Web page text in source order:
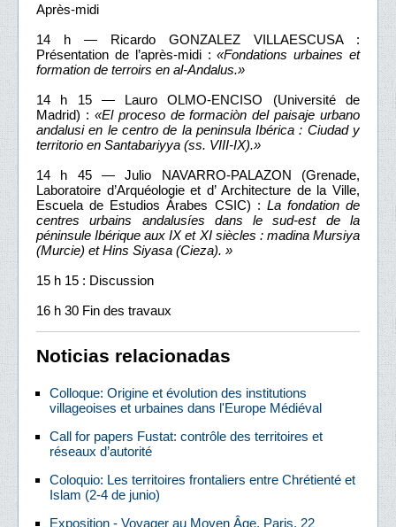
Après-midi
14 h — Ricardo GONZALEZ VILLAESCUSA :
Présentation de l’après-midi :«Fondations urbaines et
formation de terroirs en al-Andalus.»
14 h 15 — Lauro OLMO-ENCISO (Université de
Madrid) : «El proceso de formaciòn del paisaje urbano
andalusi en le centro de la peninsula Ibérica : Ciudad y
territorio en Santabariyya (ss. VIII-IX).»
14 h 45 — Julio NAVARRO-PALAZON (Grenade,
Laboratoire d’Arquéologie et d’ Architecture de la Ville,
Escuela de Estudios Árabes CSIC) : La fondation de
centres urbains andalusíes dans le sud-est de la
péninsule Ibérique aux IX et XI siècles : madina Mursiya
(Murcie) et Hins Siyasa (Cieza). »
15 h 15 : Discussion
16 h 30 Fin des travaux
Noticias relacionadas
Colloque: Origine et évolution des institutions
villageoises et urbaines dans l'Europe Médiéval
Call for papers Fustat: contrôle des territoires et
réseaux d’autorité
Coloquio: Les territoires frontaliers entre Chrétienté et
Islam (2-4 de junio)
Exposition - Voyager au Moyen Âge. Paris, 22